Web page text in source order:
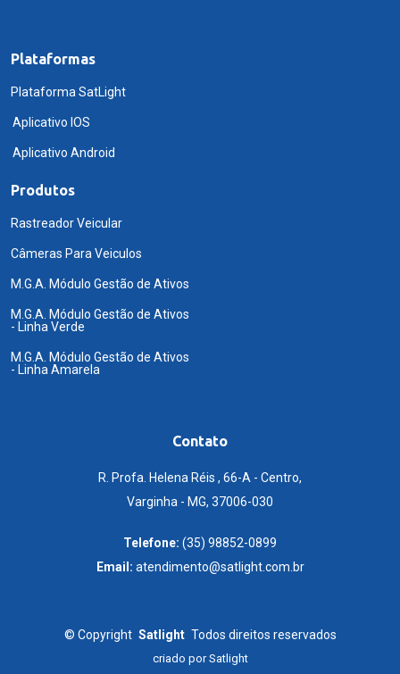
Plataformas
Plataforma SatLight
Aplicativo IOS
Aplicativo Android
Produtos
Rastreador Veicular
Câmeras Para Veiculos
M.G.A. Módulo Gestão de Ativos
M.G.A. Módulo Gestão de Ativos
- Linha Verde
M.G.A. Módulo Gestão de Ativos
- Linha Amarela
Contato
R. Profa. Helena Réis , 66-A - Centro,
Varginha - MG, 37006-030
Telefone: (35) 98852-0899
Email: atendimento@satlight.com.br
© Copyright Satlight Todos direitos reservados
criado porSatlight